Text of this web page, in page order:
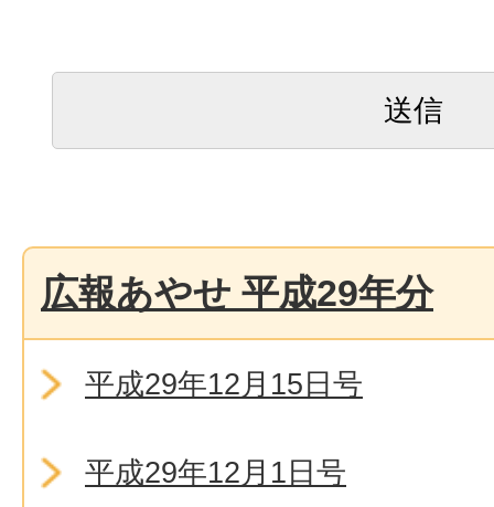
広報あやせ 平成29年分
平成29年12月15日号
平成29年12月1日号